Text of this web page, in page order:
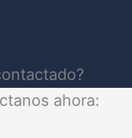
ahora: